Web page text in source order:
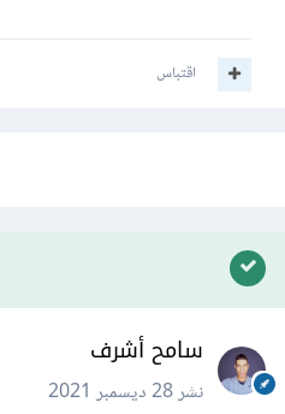
اقتباس
سامح أشرف
نشر28 ديسمبر 2021